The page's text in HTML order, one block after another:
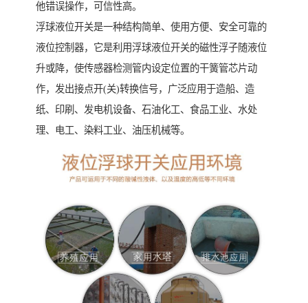
他错误操作，可信性高。
浮球液位开关是一种结构简单、使用方便、安全可靠的
液位控制器，它是利用浮球液位开关的磁性浮子随液位
升或降，使传感器检测管内设定位置的干簧管芯片动
作，发出接点开(关)转换信号，广泛应用于造船、造
纸、印刷、发电机设备、石油化工、食品工业、水处
理、电工、染料工业、油压机械等。